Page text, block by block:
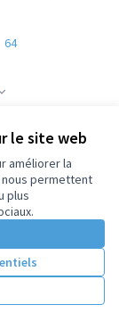
le site web
améliorer la
permettent
plus
64
Licence
(Lien